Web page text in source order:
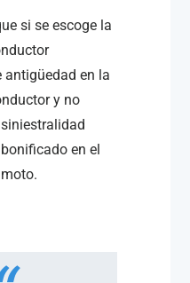
si se escoge la
en la
y no
en el